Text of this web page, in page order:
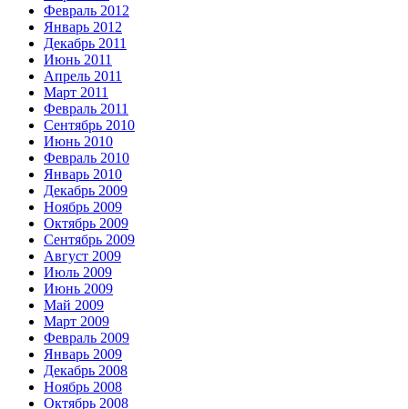
Февраль 2012
Январь 2012
Декабрь 2011
Июнь 2011
Апрель 2011
Март 2011
Февраль 2011
Сентябрь 2010
Июнь 2010
Февраль 2010
Январь 2010
Декабрь 2009
Ноябрь 2009
Октябрь 2009
Сентябрь 2009
Август 2009
Июль 2009
Июнь 2009
Май 2009
Март 2009
Февраль 2009
Январь 2009
Декабрь 2008
Ноябрь 2008
Октябрь 2008